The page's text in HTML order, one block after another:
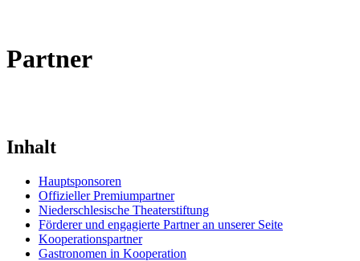
Partner
Inhalt
Hauptsponsoren
Offizieller Premiumpartner
Niederschlesische Theaterstiftung
Förderer und engagierte Partner an unserer Seite
Kooperationspartner
Gastronomen in Kooperation